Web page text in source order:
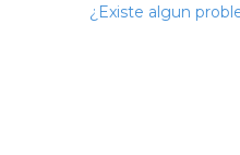
¿Existe algun